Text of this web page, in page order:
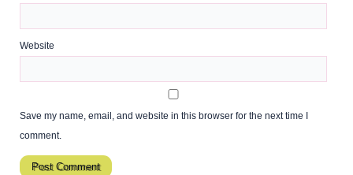
Website
Save my name, email, and website in this browser for the next time I
comment.